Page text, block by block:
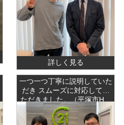
詳しく見る
一つ一つ丁寧に説明していた
だき スムーズに対応してい
ただきました。（平塚市H
土地ご成約）